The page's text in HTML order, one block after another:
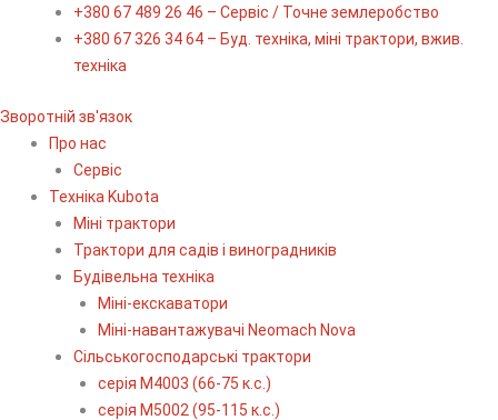
+380 67 489 26 46 – Сервіс / Точне землеробство
+380 67 326 34 64 – Буд. техніка, міні трактори, вжив.
техніка
Зворотній зв'язок
Про нас
Сервіс
Технiка Kubota
Міні трактори
Трактори для садів і виноградників
Будівельна техніка
Міні-екскаватори
Міні-навантажувачі Neomach Nova
Сільськогосподарські трактори
серія М4003 (66-75 к.с.)
серія М5002 (95-115 к.с.)